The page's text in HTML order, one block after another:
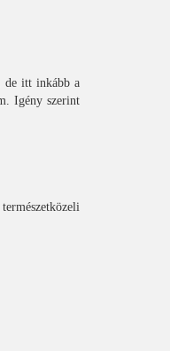
de itt inkább a
Igény szerint